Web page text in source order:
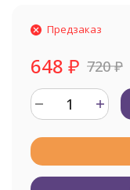
Предзаказ
648 ₽ 720₽